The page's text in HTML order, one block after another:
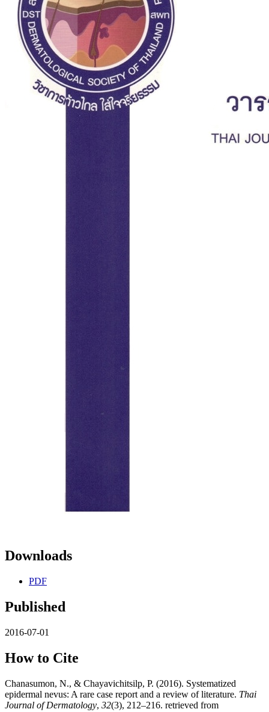
Downloads
PDF
Published
2016-07-01
How to Cite
Chanasumon, N., & Chayavichitsilp, P. (2016). Systematized
epidermal nevus: A rare case report and a review of literature. Thai
Journal of Dermatology, 32(3), 212–216. retrieved from